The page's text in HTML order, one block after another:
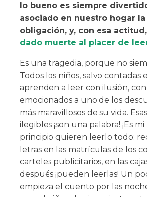
lo bueno es siempre
asociado en nuestro hogar la
obligación, y, con esa actitud,
dado muerte al placer de
Es una tragedia, porque no
Todos los niños, salvo contadas
aprenden a leer con ilusión, con
emocionados a uno de los
más maravillosos de su vida.
ilegibles ¡son una palabra! ¡Es
principio quieren leerlo todo:
letras en las matrículas de los
carteles publicitarios, en las
después ¡pueden leerlas! Un
empieza el cuento por las